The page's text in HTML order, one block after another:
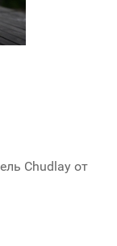
Chudlay от